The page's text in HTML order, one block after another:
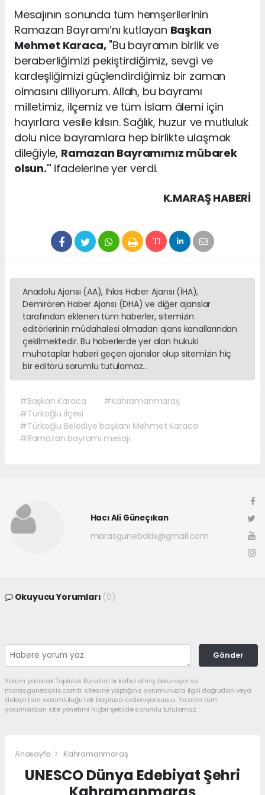
Mesajının sonunda tüm hemşerilerinin
Ramazan Bayramı’nı kutlayan Başkan
Mehmet Karaca,"Bu bayramın birlik ve
beraberliğimizi pekiştirdiğimiz, sevgi ve
kardeşliğimizi güçlendirdiğimiz bir zaman
olmasını diliyorum. Allah, bu bayramı
milletimiz, ilçemiz ve tüm İslam âlemi için
hayırlara vesile kılsın. Sağlık, huzur ve mutluluk
dolu nice bayramlara hep birlikte ulaşmak
dileğiyle, Ramazan Bayramımız mübarek
olsun." ifadelerine yer verdi.
K.MARAŞ HABERİ
Anadolu Ajansı (AA), İhlas Haber Ajansı (İHA),
Demirören Haber Ajansı (DHA) ve diğer ajanslar
tarafından eklenen tüm haberler, sitemizin
editörlerinin müdahalesi olmadan ajans kanallarından
çekilmektedir. Bu haberlerde yer alan hukuki
muhataplar haberi geçen ajanslar olup sitemizin hiç
bir editörü sorumlu tutulamaz...
#Başkan Karaca
#Kahramanmaraş
#Türkoğlu ilçesi
#Türkoğlu Belediye başkanı Mehmet Karaca
#Ramazan bayramı mesajı
Hacı Ali Güneçıkan
marasgunebakis@gmail.com
Okuyucu Yorumları (0)
Gönder
Yorum yazarak Topluluk Kuralları’nı kabul etmiş bulunuyor ve
marasgunebakis.com.tr sitesine yaptığınız yorumunuzla ilgili doğrudan veya
dolaylı tüm sorumluluğu tek başınıza üstleniyorsunuz. Yazılan tüm
yorumlardan site yönetimi hiçbir şekilde sorumlu tutulamaz.
Anasayfa Kahramanmaraş
UNESCO Dünya Edebiyat Şehri